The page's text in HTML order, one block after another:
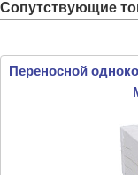
Сопутствующие
Переносной